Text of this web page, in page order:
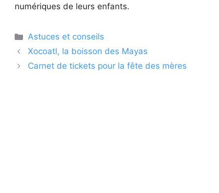
numériques de leurs enfants.
Catégories
Astuces et conseils
Xocoatl, la boisson des Mayas
Carnet de tickets pour la fête des mères